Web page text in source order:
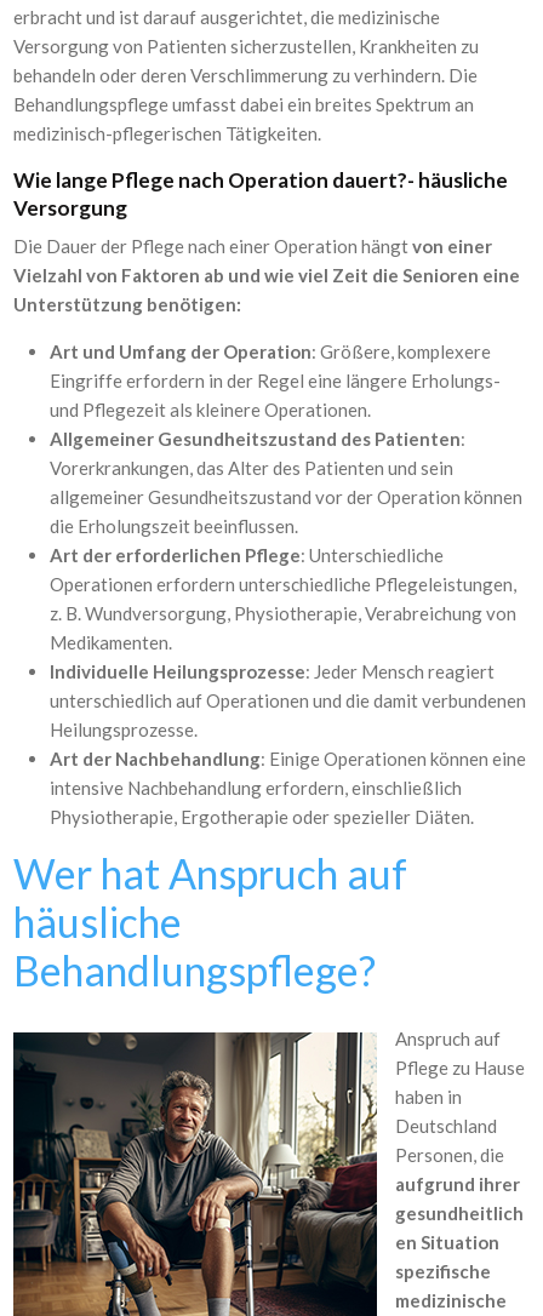
erbracht und ist darauf ausgerichtet, die medizinische
Versorgung von Patienten sicherzustellen, Krankheiten zu
behandeln oder deren Verschlimmerung zu verhindern. Die
Behandlungspflege umfasst dabei ein breites Spektrum an
medizinisch-pflegerischen Tätigkeiten.
Wie lange Pflege nach Operation dauert?- häusliche
Versorgung
Die Dauer der Pflege nach einer Operation hängtvon einer
Vielzahl von Faktoren ab und wie viel Zeit die Senioren eine
Unterstützung benötigen:
Art und Umfang der Operation: Größere, komplexere
Eingriffe erfordern in der Regel eine längere Erholungs-
und Pflegezeit als kleinere Operationen.
Allgemeiner Gesundheitszustand des Patienten:
Vorerkrankungen, das Alter des Patienten und sein
allgemeiner Gesundheitszustand vor der Operation können
die Erholungszeit beeinflussen.
Art der erforderlichen Pflege: Unterschiedliche
Operationen erfordern unterschiedliche Pflegeleistungen,
z. B. Wundversorgung, Physiotherapie, Verabreichung von
Medikamenten.
Individuelle Heilungsprozesse: Jeder Mensch reagiert
unterschiedlich auf Operationen und die damit verbundenen
Heilungsprozesse.
Art der Nachbehandlung: Einige Operationen können eine
intensive Nachbehandlung erfordern, einschließlich
Physiotherapie, Ergotherapie oder spezieller Diäten.
Wer hat Anspruch auf
häusliche
Behandlungspflege?
Anspruch auf
Pflege zu Hause
haben in
Deutschland
Personen, die
aufgrund ihrer
gesundheitlich
en Situation
spezifische
medizinische